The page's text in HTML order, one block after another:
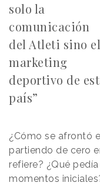
solo la
comunicación
del Atleti sino el
marketing
deportivo de
país”
¿Cómo se afrontó
partiendo de cero
refiere? ¿Qué
momentos